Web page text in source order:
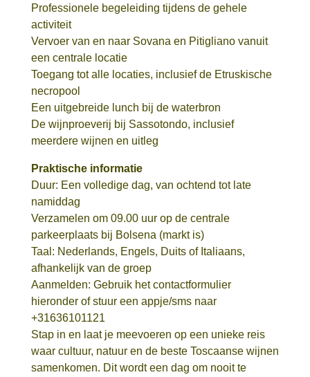
Professionele begeleiding tijdens de gehele
activiteit
Vervoer van en naar Sovana en Pitigliano vanuit
een centrale locatie
Toegang tot alle locaties, inclusief de Etruskische
necropool
Een uitgebreide lunch bij de waterbron
De wijnproeverij bij Sassotondo, inclusief
meerdere wijnen en uitleg
Praktische informatie
Duur: Een volledige dag, van ochtend tot late
namiddag
Verzamelen om 09.00 uur op de centrale
parkeerplaats bij Bolsena (markt is)
Taal: Nederlands, Engels, Duits of Italiaans,
afhankelijk van de groep
Aanmelden: Gebruik het contactformulier
hieronder of stuur een appje/sms naar
+31636101121
Stap in en laat je meevoeren op een unieke reis
waar cultuur, natuur en de beste Toscaanse wijnen
samenkomen. Dit wordt een dag om nooit te